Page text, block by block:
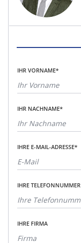
IHR VORNAME*
IHR NACHNAME*
IHRE E-MAIL-ADRESSE*
IHRE TELEFONNUMMER
IHRE FIRMA